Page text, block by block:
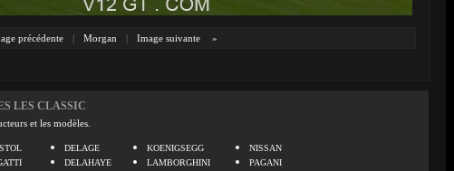
précédente | Morgan | Image suivante »
LES CLASSIC
et les modèles.
DELAGE
DELAHAYE
KOENIGSEGG
LAMBORGHINI
NISSAN
PAGANI